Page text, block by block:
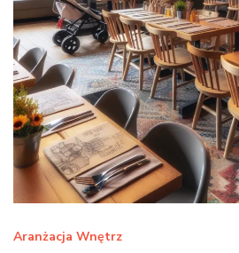
Aranżacja Wnętrz